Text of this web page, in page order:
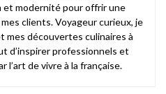
et modernité pour offrir une
clients. Voyageur curieux, je
mes découvertes culinaires à
d’inspirer professionnels et
l’art de vivre à la française.